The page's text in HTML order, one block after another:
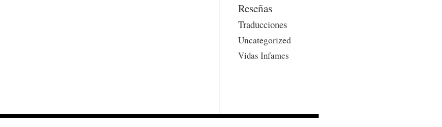
Reseñas
Traducciones
Uncategorized
Vidas Infames